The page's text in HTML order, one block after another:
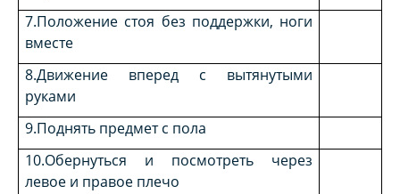
7.Положение стоя без поддержки, ноги
вместе
8.Движение вперед с вытянутыми
руками
9.Поднять предмет с пола
10.Обернуться и посмотреть через
левое и правое плечо